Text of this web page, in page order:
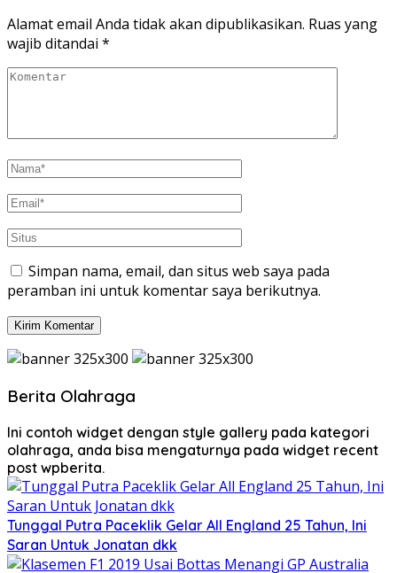
Alamat email Anda tidak akan dipublikasikan. Ruas yang
wajib ditandai *
Simpan nama, email, dan situs web saya pada
peramban ini untuk komentar saya berikutnya.
Berita Olahraga
Ini contoh widget dengan style gallery pada kategori
olahraga, anda bisa mengaturnya pada widget recent
post wpberita.
Tunggal Putra Paceklik Gelar All England 25 Tahun, Ini
Saran Untuk Jonatan dkk